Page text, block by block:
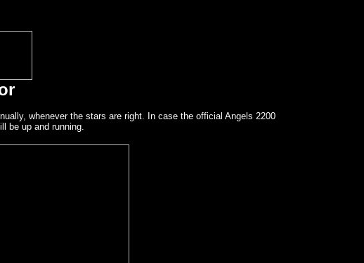
whenever the stars are right. In case the official Angels 2200
be up and running.